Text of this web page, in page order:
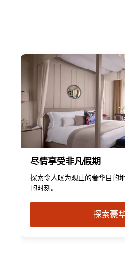
尽情享受非凡假期
探索令人叹为观止的奢华目的
的时刻。
探索豪